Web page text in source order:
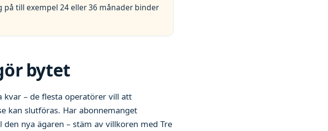
till exempel 24 eller 36 månader binder
bytet
– de flesta operatörer vill att
kan slutföras. Har abonnemanget
nya ägaren – stäm av villkoren med Tre